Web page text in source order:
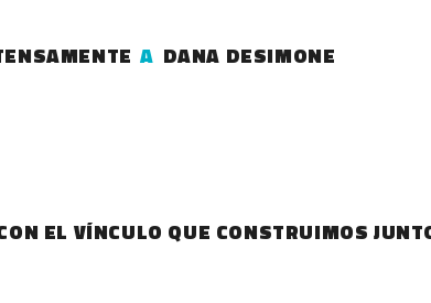
A DANA DESIMONE
EL VÍNCULO QUE CONSTRUIMOS